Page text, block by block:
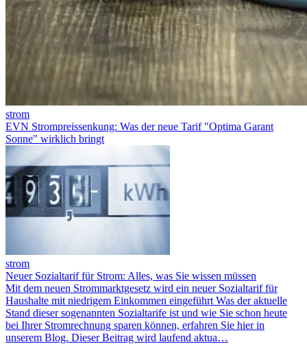
strom
EVN Strompreissenkung: Was der neue Tarif "Optima Garant
Sonne" wirklich bringt
strom
Neuer Sozialtarif für Strom: Alles, was Sie wissen müssen
Mit dem neuen Strommarktgesetz wird ein neuer Sozialtarif für
Haushalte mit niedrigem Einkommen eingeführt Was der aktuelle
Stand dieser sogenannten Sozialtarife ist und wie Sie schon heute
bei Ihrer Stromrechnung sparen können, erfahren Sie hier in
unserem Blog. Dieser Beitrag wird laufend aktua…